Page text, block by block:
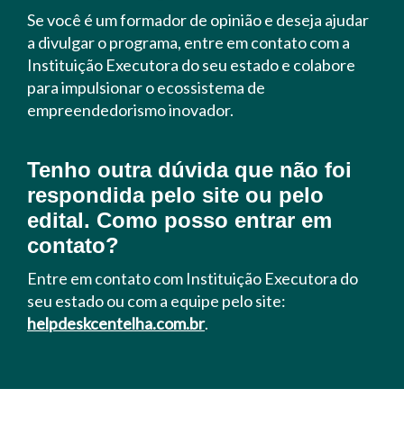
Se você é um formador de opinião e deseja ajudar
a divulgar o programa, entre em contato com a
Instituição Executora do seu estado e colabore
para impulsionar o ecossistema de
empreendedorismo inovador.
Tenho outra dúvida que não foi
respondida pelo site ou pelo
edital. Como posso entrar em
contato?
Entre em contato com Instituição Executora do
seu estado ou com a equipe pelo site:
helpdeskcentelha.com.br.